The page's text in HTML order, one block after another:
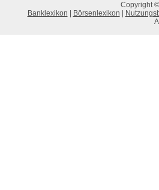
Copyright
Banklexikon
Börsenlexikon